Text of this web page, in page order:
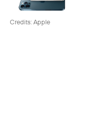
Credits: Apple